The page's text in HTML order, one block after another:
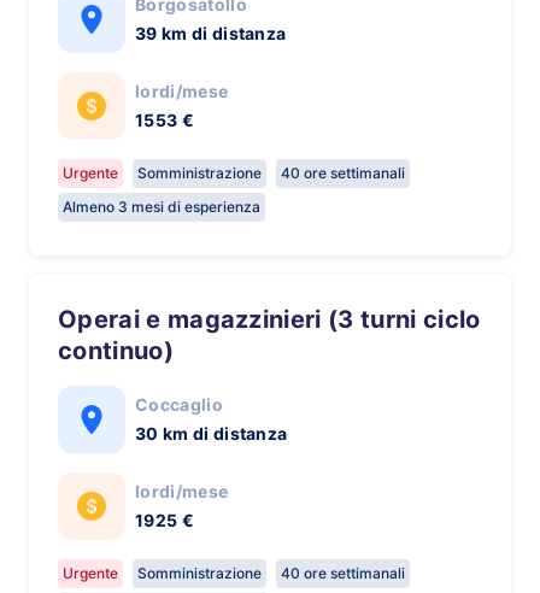
Borgosatollo
39 km di distanza
lordi/mese
1553 €
Urgente Somministrazione
40 ore settimanali
Almeno 3 mesi di esperienza
Operai e magazzinieri (3 turni ciclo
continuo)
Coccaglio
30 km di distanza
lordi/mese
1925 €
Urgente Somministrazione
40 ore settimanali